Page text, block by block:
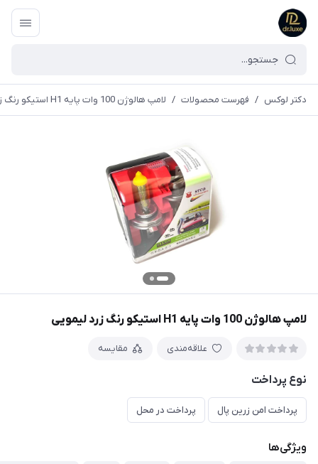
دکتر لوکس / فهرست محصولات / لامپ هالوژن 100 وات پایه H1 استیکو رنگ زرد لیمویی
لامپ هالوژن 100 وات پایه H1 استیکو رنگ زرد لیمویی
علاقه‌مندی مقایسه
نوع پرداخت
پرداخت امن زرین پال پرداخت در محل
ویژگی‌ها